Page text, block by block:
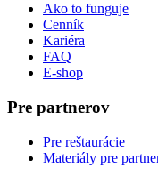
Ako to funguje
Cenník
Kariéra
FAQ
E-shop
Pre partnerov
Pre reštaurácie
Materiály pre